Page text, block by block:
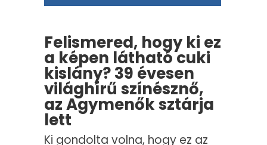
Felismered, hogy ki ez
a képen látható cuki
kislány? 39 évesen
világhírű színésznő,
az Agymenők sztárja
lett
Ki gondolta volna, hogy ez az